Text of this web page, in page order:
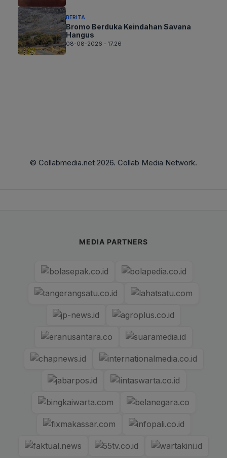
BERITA
Bromo Berduka Keindahan Savana
Hangus
08-08-2026 - 17.26
© Collabmedia.net 2026. Collab Media Network.
MEDIA PARTNERS